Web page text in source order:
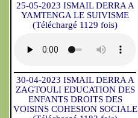
25-05-2023 ISMAIL DERRA A
YAMTENGA LE SUIVISME
(Téléchargé 1129 fois)
30-04-2023 ISMAIL DERRA A
ZAGTOULI EDUCATION DES
ENFANTS DROITS DES
VOISINS COHESION SOCIALE